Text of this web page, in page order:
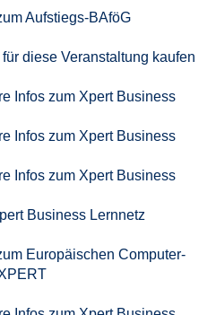
Aufstiegs-BAföG
diese Veranstaltung kaufen
Infos zum Xpert Business
Infos zum Xpert Business
Infos zum Xpert Business
Business Lernnetz
Europäischen Computer-